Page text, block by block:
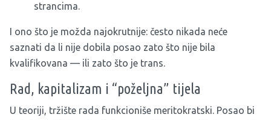
strancima.
I ono što je možda najokrutnije: često nikada neće
saznati da li nije dobila posao zato što nije bila
kvalifikovana — ili zato što je trans.
Rad, kapitalizam i “poželjna” tijela
U teoriji, tržište rada funkcioniše meritokratski. Posao bi